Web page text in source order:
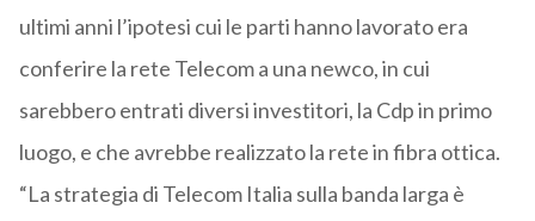
ultimi anni l’ipotesi cui le parti hanno lavorato era
conferire la rete Telecom a una newco, in cui
sarebbero entrati diversi investitori, la Cdp in primo
luogo, e che avrebbe realizzato la rete in fibra ottica.
“La strategia di Telecom Italia sulla banda larga è